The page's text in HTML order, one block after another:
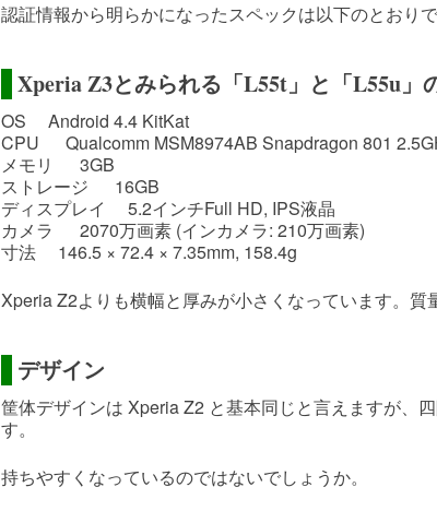
認証情報から明らかになったスペックは以下のとおりで
Xperia Z3とみられる「L55t」と「L55u」
OS Android 4.4 KitKat
CPU Qualcomm MSM8974AB Snapdragon 801
メモリ 3GB
ストレージ 16GB
ディスプレイ 5.2インチFull HD, IPS液晶
カメラ 2070万画素 (インカメラ: 210万画素)
寸法 146.5 × 72.4 × 7.35mm, 158.4g
Xperia Z2よりも横幅と厚みが小さくなっています。質
デザイン
筐体デザインは Xperia Z2 と基本同じと言えますが、
す。
持ちやすくなっているのではないでしょうか。